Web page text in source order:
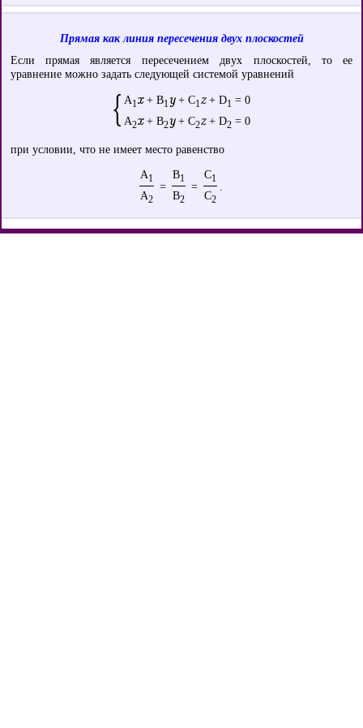
Прямая как линия пересечения двух плоскостей
Если прямая является пересечением двух плоскостей, то ее
уравнение можно задать следующей системой уравнений
A1x+ B1y+ C1z+ D1 = 0
A2x+ B2y+ C2z+ D2 = 0
при условии, что не имеет место равенство
A1
=
B1
=
C1
A2 B2 C2